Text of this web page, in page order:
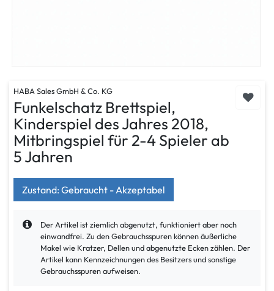
HABA Sales GmbH & Co. KG
Funkelschatz Brettspiel,
Kinderspiel des Jahres 2018,
Mitbringspiel für 2-4 Spieler ab
5 Jahren
Zustand: Gebraucht - Akzeptabel
Der Artikel ist ziemlich abgenutzt, funktioniert aber noch
einwandfrei. Zu den Gebrauchsspuren können äußerliche
Makel wie Kratzer, Dellen und abgenutzte Ecken zählen. Der
Artikel kann Kennzeichnungen des Besitzers und sonstige
Gebrauchsspuren aufweisen.